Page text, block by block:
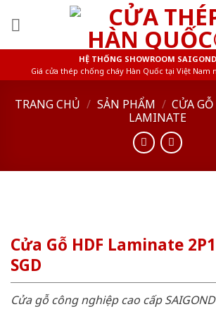
HỆ THỐNG SHOWROOM
Giá cửa thép chống cháy Hàn Quốc tại Việt Nam
TRANG CHỦ / SẢN PHẨM / CỬA GỖ
LAMINATE
Cửa Gỗ HDF Laminate
SGD
Cửa gỗ công nghiệp cao cấp